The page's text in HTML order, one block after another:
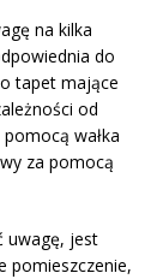
na kilka
do
tapet mające
od
wałka
za pomocą
uwagę, jest
pomieszczenie,